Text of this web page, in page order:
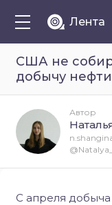
Лента
США не
добычу нефти
С апреля
Автор